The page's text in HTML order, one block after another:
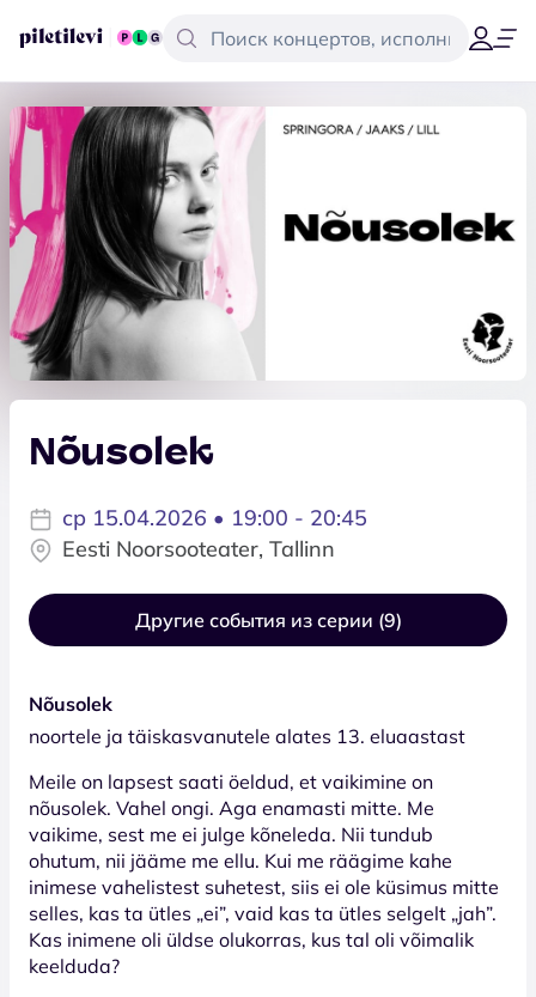
Nõusolek
ср 15.04.2026 • 19:00 - 20:45
Eesti Noorsooteater, Tallinn
Другие события из серии (9)
Nõusolek
noortele ja täiskasvanutele alates 13. eluaastast
Meile on lapsest saati öeldud, et vaikimine on
nõusolek. Vahel ongi. Aga enamasti mitte. Me
vaikime, sest me ei julge kõneleda. Nii tundub
ohutum, nii jääme me ellu. Kui me räägime kahe
inimese vahelistest suhetest, siis ei ole küsimus mitte
selles, kas ta ütles „ei”, vaid kas ta ütles selgelt „jah”.
Kas inimene oli üldse olukorras, kus tal oli võimalik
keelduda?